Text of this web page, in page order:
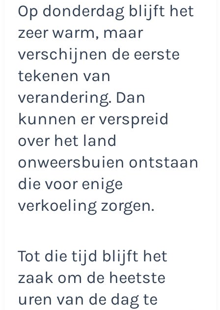
Op donderdag blijft het
zeer warm, maar
verschijnen de eerste
tekenen van
verandering. Dan
kunnen er verspreid
over het land
onweersbuien ontstaan
die voor enige
verkoeling zorgen.
Tot die tijd blijft het
zaak om de heetste
uren van de dag te